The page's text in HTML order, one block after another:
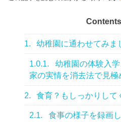
Contents
1. 幼稚園に通わせてみま
1.0.1.
幼稚園の体験入
家の実情を消去法で見
2. 食育？もしっかりして
2.1.
食事の様子を録画